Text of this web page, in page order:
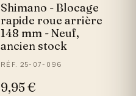
Shimano - Blocage
rapide roue arrière
148 mm - Neuf,
ancien stock
RÉF. 25-07-096
9,95 €